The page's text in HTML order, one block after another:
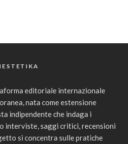
editoriale internazionale
nata come estensione
indipendente che indaga i
interviste, saggi critici, recensioni
si concentra sulle pratiche